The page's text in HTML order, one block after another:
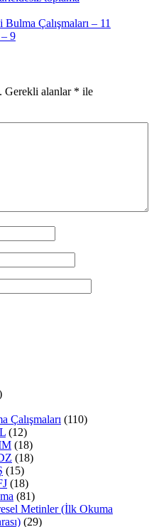
Çalışmaları – 11
– 9
Gerekli alanlar * ile
Çalışmaları (110)
(12)
(18)
(18)
(15)
(18)
(81)
Metinler (İlk Okuma
(29)